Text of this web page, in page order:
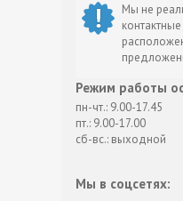
Мы не
Режим работы
пн-чт.: 9.00-17.45
пт.: 9.00-17.00
сб-вс.: выходной
Мы в соцсетях: